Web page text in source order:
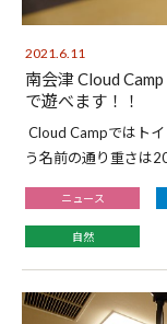
2021.6.11
南会津 Cloud
で遊べます！！
Cloud Campではト
う名前の通り重さは
ニュース
自然